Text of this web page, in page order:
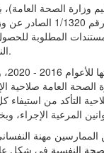
"بناء على المرسوم رقم 8377، تاريخ 30 - 12 -
الرسمية​ عدد 33، تاريخ 27 - 7 - 2017، في شأن
النفساني العيادي أو التربوي.
وبما
الصحة العامة
التأكد من
رقم 8/2017، ألزم جميع المهنيين
النفسية في شكلٍ